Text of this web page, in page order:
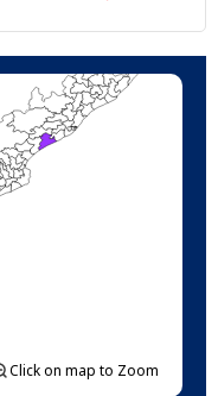
Click on map to Zoom